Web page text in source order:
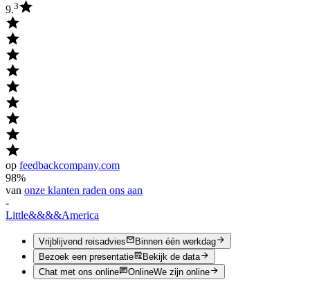
9.3
op feedbackcompany.com
98%
van onze klanten raden ons aan
-
Little&&&&America
Vrijblijvend reisadvies
Binnen één werkdag
Bezoek een presentatie
Bekijk de data
Chat met ons online
OnlineWe zijn online